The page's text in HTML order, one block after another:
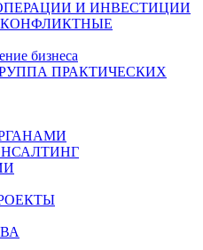
И ИНВЕСТИЦИИ
бизнеса
ПРАКТИЧЕСКИХ